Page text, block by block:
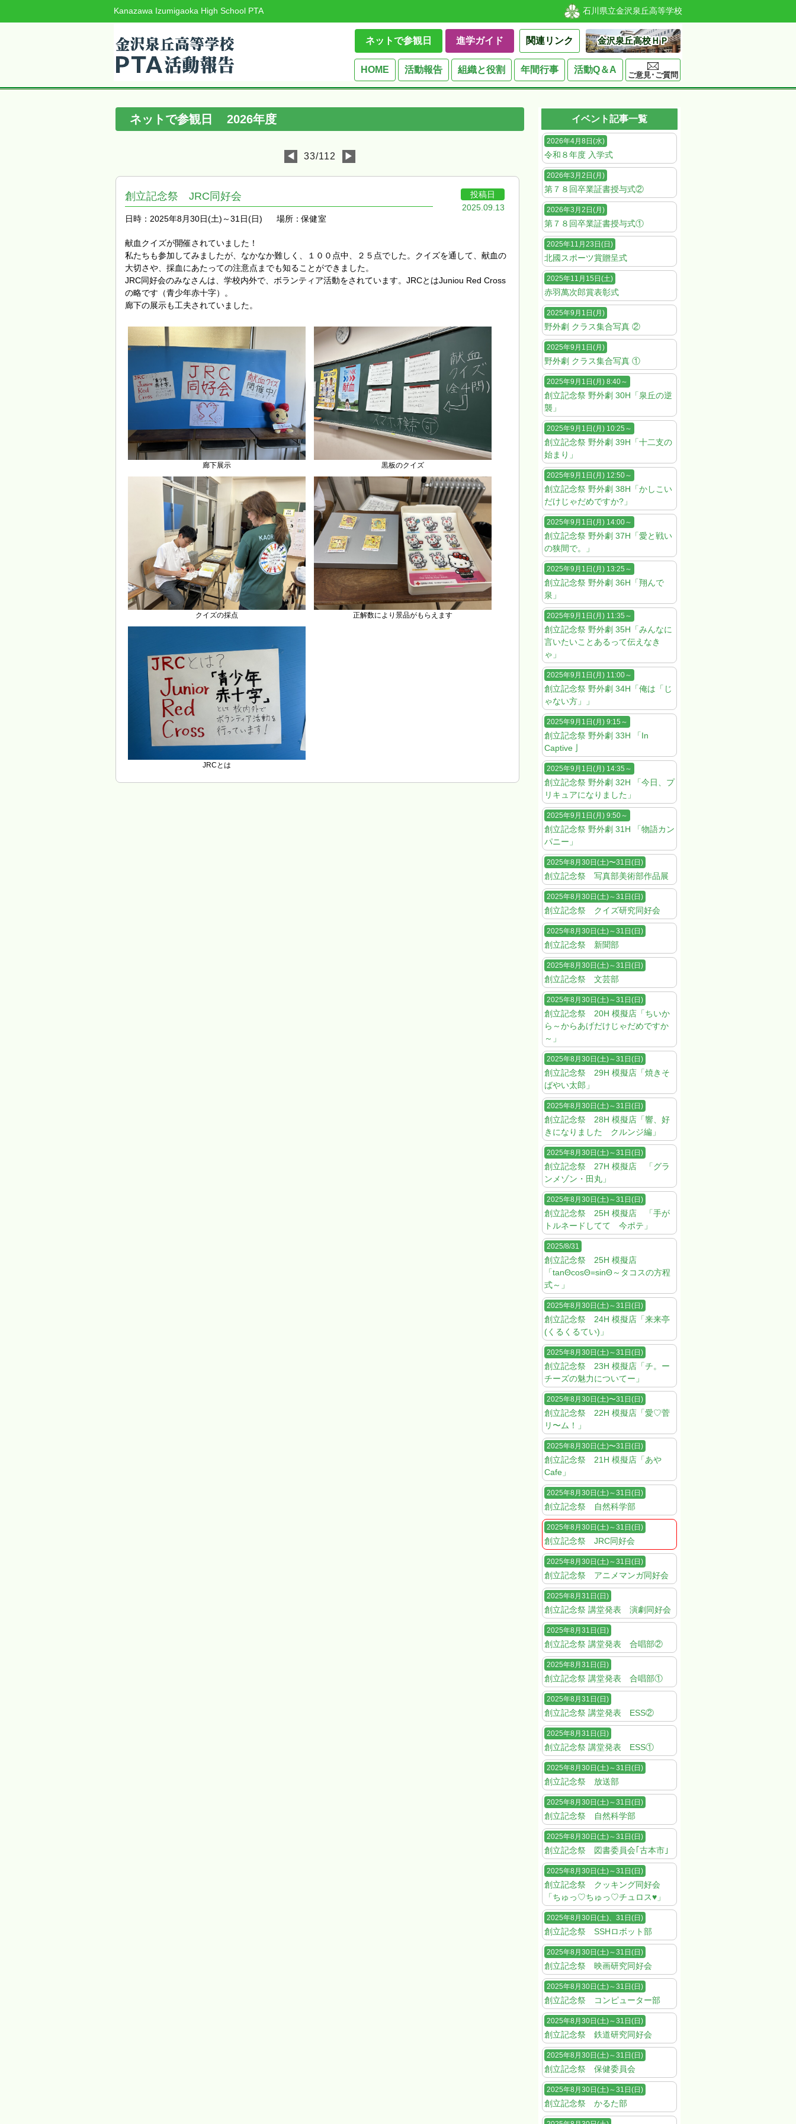
Kanazawa Izumigaoka High School PTA 石川県立金沢泉丘高等学校
ネットで参観日 進学ガイド 関連リンク 金沢泉丘高校ＨＰ
HOME 活動報告 組織と役割 年間行事 活動Q＆A
ご意見･ご質問
ネットで参観日 2026年度
◀ 33/112 ▶
創立記念祭 JRC同好会
日時：2025年8月30日(土)～31日(日) 場所：保健室
投稿日
2025.09.13
献血クイズが開催されていました！
私たちも参加してみましたが、なかなか難しく、１００点中、２５点でした。クイズを通して、献血の
大切さや、採血にあたっての注意点までも知ることができました。
JRC同好会のみなさんは、学校内外で、ボランティア活動をされています。JRCとはJuniou Red Cross
の略です（青少年赤十字）。
廊下の展示も工夫されていました。
廊下展示 黒板のクイズ
クイズの採点 正解数により景品がもらえます
JRCとは
イベント記事一覧
2026年4月8日(水)
令和８年度 入学式
2026年3月2日(月)
第７８回卒業証書授与式②
2026年3月2日(月)
第７８回卒業証書授与式①
2025年11月23日(日)
北國スポーツ賞贈呈式
2025年11月15日(土)
赤羽萬次郎賞表彰式
2025年9月1日(月)
野外劇 クラス集合写真 ②
2025年9月1日(月)
野外劇 クラス集合写真 ①
2025年9月1日(月) 8:40～
創立記念祭 野外劇 30H「泉丘の逆
襲」
2025年9月1日(月) 10:25～
創立記念祭 野外劇 39H「十二支の
始まり」
2025年9月1日(月) 12:50～
創立記念祭 野外劇 38H「かしこい
だけじゃだめですか?」
2025年9月1日(月) 14:00～
創立記念祭 野外劇 37H「愛と戦い
の狭間で。」
2025年9月1日(月) 13:25～
創立記念祭 野外劇 36H「翔んで
泉」
2025年9月1日(月) 11:35～
創立記念祭 野外劇 35H「みんなに
言いたいことあるって伝えなき
ゃ」
2025年9月1日(月) 11:00～
創立記念祭 野外劇 34H「俺は「じ
ゃない方」」
2025年9月1日(月) 9:15～
創立記念祭 野外劇 33H 「In
Captive亅
2025年9月1日(月) 14:35～
創立記念祭 野外劇 32H 「今日、プ
リキュアになりました」
2025年9月1日(月) 9:50～
創立記念祭 野外劇 31H 「物語カン
パニー」
2025年8月30日(土)〜31日(日)
創立記念祭 写真部美術部作品展
2025年8月30日(土)～31日(日)
創立記念祭 クイズ研究同好会
2025年8月30日(土)～31日(日)
創立記念祭 新聞部
2025年8月30日(土)～31日(日)
創立記念祭 文芸部
2025年8月30日(土)～31日(日)
創立記念祭 20H 模擬店「ちいか
ら～からあげだけじゃだめですか
～」
2025年8月30日(土)～31日(日)
創立記念祭 29H 模擬店「焼きそ
ばやい太郎」
2025年8月30日(土)～31日(日)
創立記念祭 28H 模擬店「響、好
きになりました クルンジ編」
2025年8月30日(土)～31日(日)
創立記念祭 27H 模擬店 「グラ
ンメゾン・田丸」
2025年8月30日(土)～31日(日)
創立記念祭 25H 模擬店 「手が
トルネードしてて 今ポテ」
2025/8/31
創立記念祭 25H 模擬店
「tanΘcosΘ=sinΘ～タコスの方程
式～」
2025年8月30日(土)～31日(日)
創立記念祭 24H 模擬店「来来亭
(くるくるてい)」
2025年8月30日(土)～31日(日)
創立記念祭 23H 模擬店「チ。ー
チーズの魅力についてー」
2025年8月30日(土)〜31日(日)
創立記念祭 22H 模擬店「愛♡菅
リ〜ム！」
2025年8月30日(土)〜31日(日)
創立記念祭 21H 模擬店「あや
Cafe」
2025年8月30日(土)～31日(日)
創立記念祭 自然科学部
2025年8月30日(土)～31日(日)
創立記念祭 JRC同好会
2025年8月30日(土)～31日(日)
創立記念祭 アニメマンガ同好会
2025年8月31日(日)
創立記念祭 講堂発表 演劇同好会
2025年8月31日(日)
創立記念祭 講堂発表 合唱部②
2025年8月31日(日)
創立記念祭 講堂発表 合唱部①
2025年8月31日(日)
創立記念祭 講堂発表 ESS②
2025年8月31日(日)
創立記念祭 講堂発表 ESS①
2025年8月30日(土)～31日(日)
創立記念祭 放送部
2025年8月30日(土)～31日(日)
創立記念祭 自然科学部
2025年8月30日(土)～31日(日)
創立記念祭 図書委員会｢古本市｣
2025年8月30日(土)～31日(日)
創立記念祭 クッキング同好会
「ちゅっ♡ちゅっ♡チュロス♥」
2025年8月30日(土)、31日(日)
創立記念祭 SSHロボット部
2025年8月30日(土)～31日(日)
創立記念祭 映画研究同好会
2025年8月30日(土)～31日(日)
創立記念祭 コンピューター部
2025年8月30日(土)～31日(日)
創立記念祭 鉄道研究同好会
2025年8月30日(土)～31日(日)
創立記念祭 保健委員会
2025年8月30日(土)～31日(日)
創立記念祭 かるた部